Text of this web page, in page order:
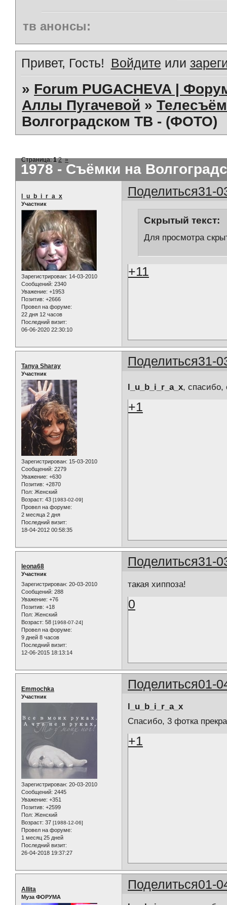
тв анонсы:
Привет, Гость! Войдите или
» Forum PUGACHEVA |
Аллы Пугачевой »
Волгоградском ТВ - (ФОТО)
1978 - Съёмки на
Страница:1 2 »
Поделиться31-
l_u_b_i_r_a_x
Участник
Зарегистрирован: 14-03-2010
Сообщений: 2340
Уважение: +1953
Позитив: +2666
Провел на форуме:
22 дня 12 часов
Последний визит:
06-06-2020 22:30:10
Скрытый текст:
Для просмотра
+11
Поделиться31-
Tanya Sharay
Участник
Зарегистрирован: 15-03-2010
Сообщений: 2279
Уважение: +630
Позитив: +2870
Пол: Женский
Возраст: 43 [1983-02-09]
Провел на форуме:
2 месяца 2 дня
Последний визит:
18-04-2012 00:58:35
l_u_b_i_r_a_x, спасибо,
+1
Поделиться31-
leona68
Участник
Зарегистрирован: 20-03-2010
Сообщений: 288
Уважение: +76
Позитив: +18
Пол: Женский
Возраст: 58 [1968-07-24]
Провел на форуме:
9 дней 8 часов
Последний визит:
12-06-2015 18:13:14
такая хиппоза!
0
Поделиться01-
Emmochka
Участник
Зарегистрирован: 20-03-2010
Сообщений: 2445
Уважение: +351
Позитив: +2599
Пол: Женский
Возраст: 37 [1988-12-06]
Провел на форуме:
1 месяц 25 дней
Последний визит:
26-04-2018 19:37:27
l_u_b_i_r_a_x
Спасибо, 3 фотка
+1
Поделиться01-
Allita
Муза ФОРУМА